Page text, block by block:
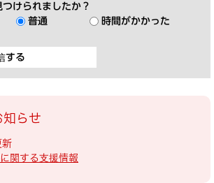
けられましたか？
普通 時間がかかった
知らせ
新
関する支援情報